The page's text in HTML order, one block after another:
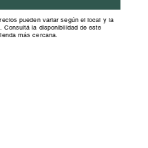
pueden variar según el local y la
Consultá la disponibilidad de este
más cercana.